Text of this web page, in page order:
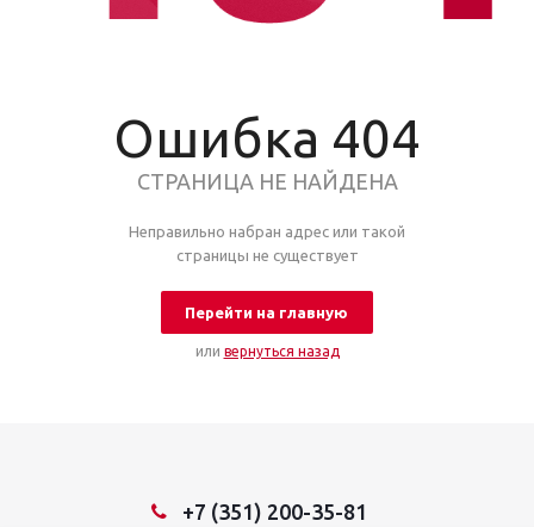
Ошибка 404
СТРАНИЦА НЕ НАЙДЕНА
Неправильно набран адрес или такой
страницы не существует
Перейти на главную
или вернуться назад
+7 (351) 200-35-81